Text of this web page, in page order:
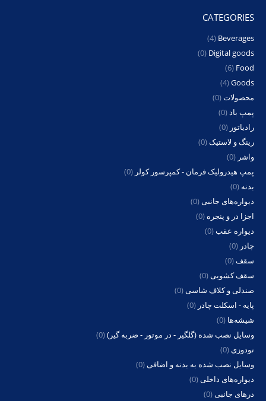
CATEGORIES
Beverages
(4)
Digital goods
(0)
Food
(6)
Goods
(4)
محصولات(0)
پمپ باد(0)
رادیاتور (0)
رینگ و لاستیک(0)
واشر (0)
پمپ هیدرولیک فرمان - کمپرسور کولر (0)
بدنه (0)
دیواره‌های جانبی(0)
اجزا در و پنجره (0)
دیواره عقب(0)
چادر (0)
سقف(0)
سقف کشویی(0)
صندلی و کلاف شاسی(0)
پایه - اسکلت چادر (0)
شیشه‌ها (0)
وسایل نصب شده (گلگیر - در موتور - ضربه گیر)(0)
تودوزی(0)
وسایل نصب شده به بدنه و اضافی(0)
دیواره‌های داخلی(0)
درهای جانبی(0)